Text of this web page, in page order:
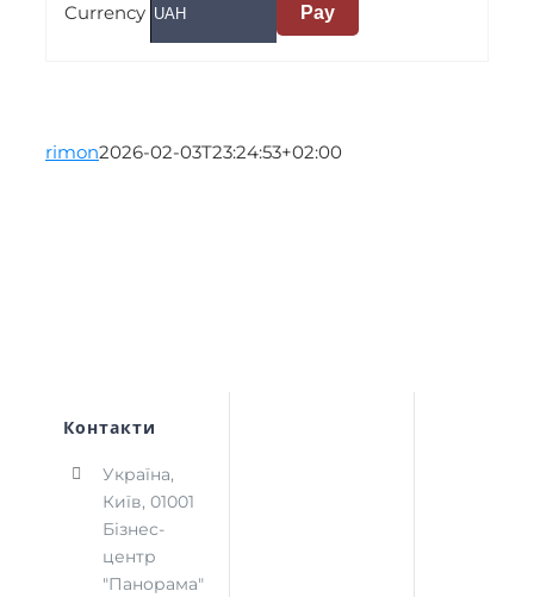
Currency Pay
rimon2026-02-03T23:24:53+02:00
Контакти
Україна,
Київ, 01001
Бізнес-
центр
"Панорама"